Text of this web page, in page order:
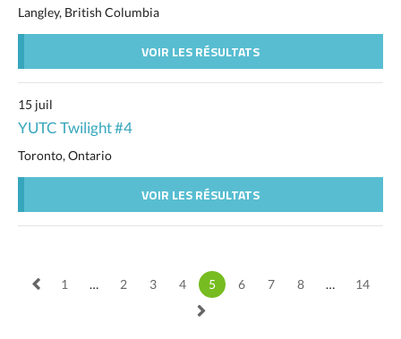
Langley, British Columbia
VOIR LES RÉSULTATS
15 juil
YUTC Twilight #4
Toronto, Ontario
VOIR LES RÉSULTATS
1 … 2 3 4 5 6 7 8 … 14